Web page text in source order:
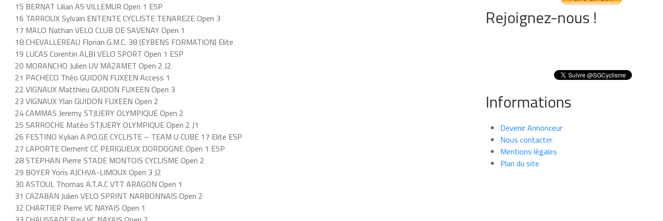
15 BERNAT Lilian AS VILLEMUR Open 1 ESP
16 TARROUX Sylvain ENTENTE CYCLISTE TENAREZE Open 3
17 MALO Nathan VELO CLUB DE SAVENAY Open 1
18 CHEVALLEREAU Florian G.M.C. 38 (EYBENS FORMATION) Elite
19 LUCAS Corentin ALBI VELO SPORT Open 1 ESP
20 MORANCHO Julien UV MAZAMET Open 2 J2
21 PACHECO Théo GUIDON FUXEEN Access 1
22 VIGNAUX Matthieu GUIDON FUXEEN Open 3
23 VIGNAUX Ylan GUIDON FUXEEN Open 2
24 CAMMAS Jeremy STJUERY OLYMPIQUE Open 2
25 SARROCHE Matéo STJUERY OLYMPIQUE Open 2 J1
26 FESTINO Kylian A.PO.GE CYCLISTE – TEAM U CUBE 17 Elite ESP
27 LAPORTE Clement CC PERIGUEUX DORDOGNE Open 1 ESP
28 STEPHAN Pierre STADE MONTOIS CYCLISME Open 2
29 BOYER Yoris AJCHVA-LIMOUX Open 3 J2
30 ASTOUL Thomas A.T.A.C VTT ARAGON Open 1
31 CAZABAN Julien VELO SPRINT NARBONNAIS Open 2
32 CHARTIER Pierre VC NAYAIS Open 1
Rejoignez-nous !
Informations
Devenir Annonceur
Nous contacter
Mentions légales
Plan du site